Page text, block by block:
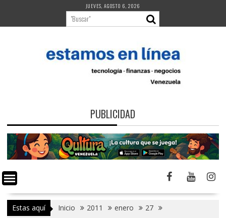
contenido
JUEVES, AGOSTO 6, 2026
PUBLICIDAD
Estas aquí Inicio 2011 enero
27